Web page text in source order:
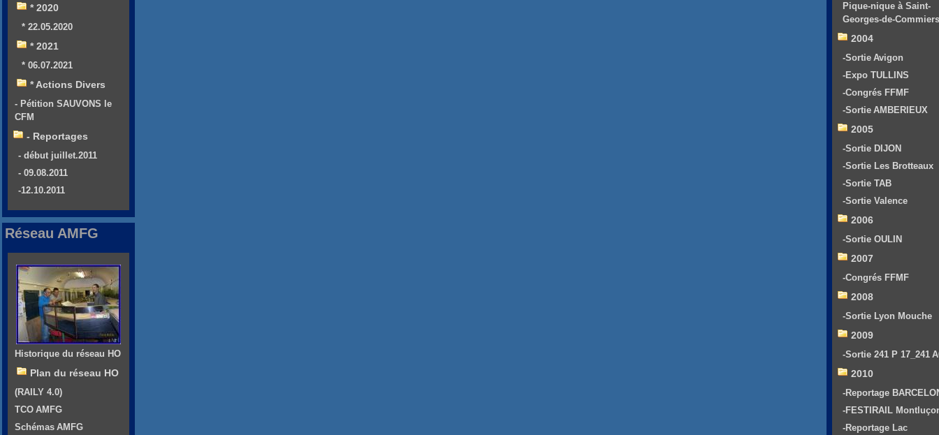
* 2020
* 22.05.2020
* 2021
* 06.07.2021
* Actions Divers
- Pétition SAUVONS le
CFM
- Reportages
- début juillet.2011
- 09.08.2011
-12.10.2011
Réseau AMFG
Historique du réseau HO
Plan du réseau HO
(RAILY 4.0)
TCO AMFG
Schémas AMFG
Pique-nique à Saint-
Georges-de-Commiers
2004
-Sortie Avigon
-Expo TULLINS
-Congrés FFMF
-Sortie AMBERIEUX
2005
-Sortie DIJON
-Sortie Les Brotteaux
-Sortie TAB
-Sortie Valence
2006
-Sortie OULIN
2007
-Congrés FFMF
2008
-Sortie Lyon Mouche
2009
-Sortie 241 P 17_241
2010
-Reportage
-FESTIRAIL
-Reportage Lac